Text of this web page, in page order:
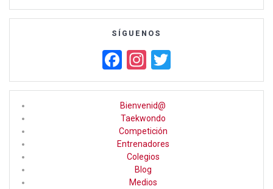
SÍGUENOS
F
a
ce
b
o
o
k
In
st
a
gr
a
m
wi
tt
Bienvenid@
Taekwondo
Competición
Entrenadores
Colegios
Blog
Medios